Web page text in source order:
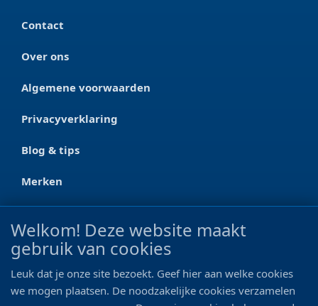
Contact
Over ons
Algemene voorwaarden
Privacyverklaring
Blog & tips
Merken
CONTACT
Ootmarsumseweg 125a
0546 - 622 990
Welkom! Deze website maakt
gebruik van cookies
Leuk dat je onze site bezoekt. Geef hier aan welke cookies
we mogen plaatsen. De noodzakelijke cookies verzamelen